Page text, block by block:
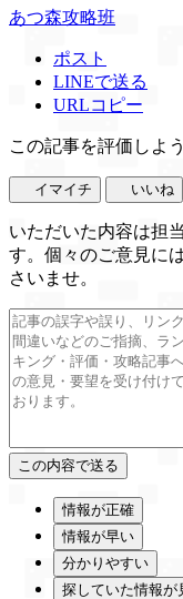
あつ森攻略班
ポスト
LINEで送る
URLコピー
この記事を評価しよう
イマイチ いいね
いただいた内容は担
す。個々のご意見に
さいませ。
情報が正確
情報が早い
分かりやすい
探していた情報が